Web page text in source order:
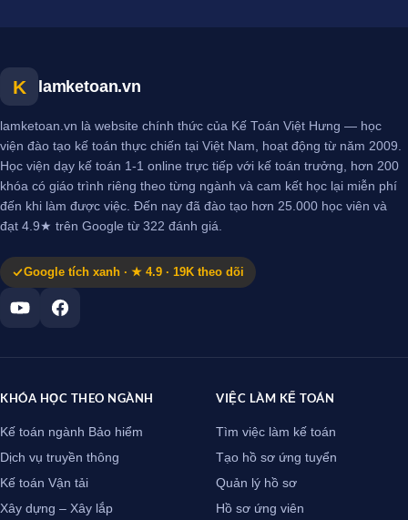
K lamketoan.vn
lamketoan.vn là website chính thức của Kế Toán Việt Hưng — học
viện đào tạo kế toán thực chiến tại Việt Nam, hoạt động từ năm 2009.
Học viện dạy kế toán 1-1 online trực tiếp với kế toán trưởng, hơn 200
khóa có giáo trình riêng theo từng ngành và cam kết học lại miễn phí
đến khi làm được việc. Đến nay đã đào tạo hơn 25.000 học viên và
đạt 4.9★ trên Google từ 322 đánh giá.
Google tích xanh · ★ 4.9 · 19K theo dõi
KHÓA HỌC THEO NGÀNH
Kế toán ngành Bảo hiểm
Dịch vụ truyền thông
Kế toán Vận tải
Xây dựng – Xây lắp
VIỆC LÀM KẾ TOÁN
Tìm việc làm kế toán
Tạo hồ sơ ứng tuyển
Quản lý hồ sơ
Hồ sơ ứng viên